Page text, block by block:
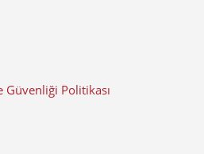
Güvenliği Politikası